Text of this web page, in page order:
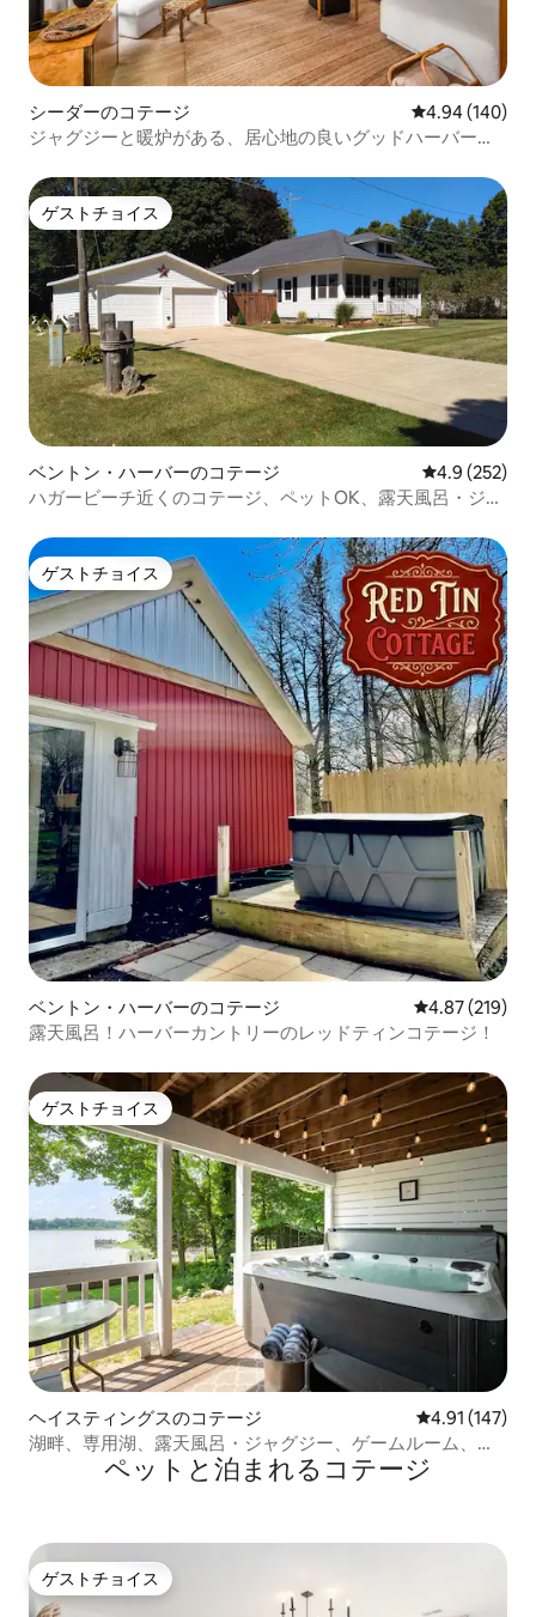
シーダーのコテージ レビュー140
4.94 (140)
ジャグジーと暖炉がある、居心地の良いグッドハーバーの
ゲストチョイス
ゲストチョイス
ベントン・ハーバーのコテージ レビュー252
4.9 (252)
ハガービーチ近くのコテージ、ペットOK、露天風呂・ジャ
ゲストチョイス
ゲストチョイス
ベントン・ハーバーのコテージ レビュー219
4.87 (219)
露天風呂！ハーバーカントリーのレッドティンコテージ！
ゲストチョイス
ゲストチョイス
ヘイスティングスのコテージ レビュー147
4.91 (147)
湖畔、専用湖、露天風呂・ジャグジー、ゲームルーム、ペ
ペットと泊まれるコテージ
ゲストチョイス
ゲストチョイス